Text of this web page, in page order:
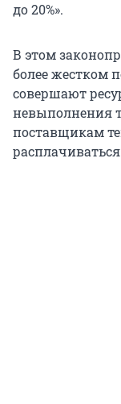
до 20%».
В этом
более жестком
совершают
невыполнения
поставщикам